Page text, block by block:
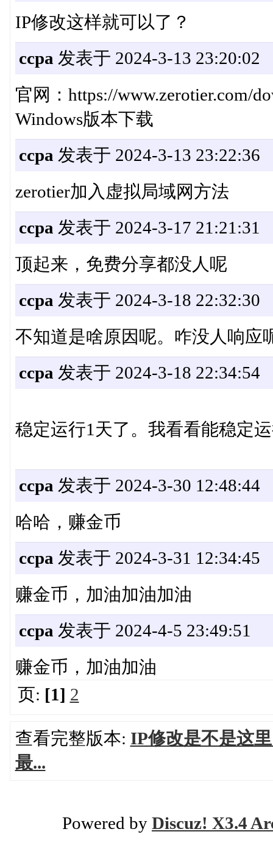
IP修改这样就可以了？
ccpa 发表于 2024-3-13 23:20:02
官网：https://www.zerotier.com/
Windows版本下载
ccpa 发表于 2024-3-13 23:22:36
zerotier加入虚拟局域网方法
ccpa 发表于 2024-3-17 21:21:31
顶起来，免费分享都没人呢
ccpa 发表于 2024-3-18 22:32:30
不知道是啥原因呢。咋没人响应
ccpa 发表于 2024-3-18 22:34:54
稳定运行1天了。我看看能稳定
ccpa 发表于 2024-3-30 12:48:44
哈哈，赚金币
ccpa 发表于 2024-3-31 12:34:45
赚金币，加油加油加油
ccpa 发表于 2024-4-5 23:49:51
赚金币，加油加油
页: [1] 2
查看完整版本: IP修改是不是这
最...
Powered by Discuz! X3.4